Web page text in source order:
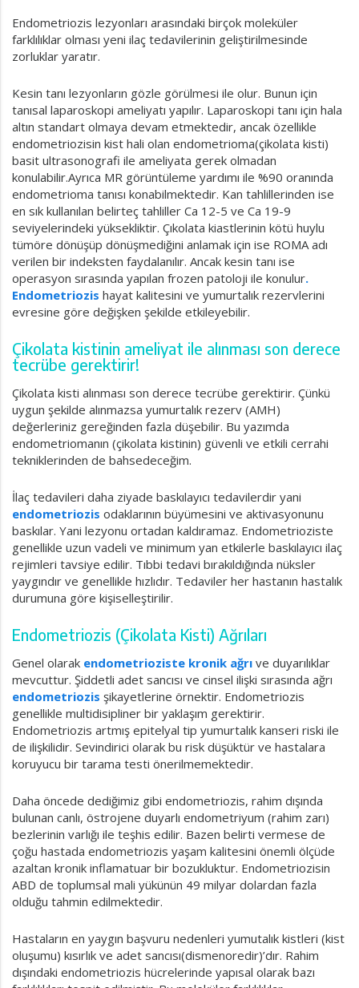
Endometriozis lezyonları arasındaki birçok moleküler
farklılıklar olması yeni ilaç tedavilerinin geliştirilmesinde
zorluklar yaratır.
Kesin tanı lezyonların gözle görülmesi ile olur. Bunun için
tanısal laparoskopi ameliyatı yapılır. Laparoskopi tanı için hala
altın standart olmaya devam etmektedir, ancak özellikle
endometriozisin kist hali olan endometrioma(çikolata kisti)
basit ultrasonografi ile ameliyata gerek olmadan
konulabilir.Ayrıca MR görüntüleme yardımı ile %90 oranında
endometrioma tanısı konabilmektedir. Kan tahlillerinden ise
en sık kullanılan belirteç tahliller Ca 12-5 ve Ca 19-9
seviyelerindeki yüksekliktir. Çıkolata kiastlerinin kötü huylu
tümöre dönüşüp dönüşmediğini anlamak için ise ROMA adı
verilen bir indeksten faydalanılır. Ancak kesin tanı ise
operasyon sırasında yapılan frozen patoloji ile konulur.
Endometriozis hayat kalitesini ve yumurtalık rezervlerini
evresine göre değişken şekilde etkileyebilir.
Çikolata kistinin ameliyat ile alınması son derece
tecrübe gerektirir!
Çikolata kisti alınması son derece tecrübe gerektirir. Çünkü
uygun şekilde alınmazsa yumurtalık rezerv (AMH)
değerleriniz gereğinden fazla düşebilir. Bu yazımda
endometriomanın (çikolata kistinin) güvenli ve etkili cerrahi
tekniklerinden de bahsedeceğim.
İlaç tedavileri daha ziyade baskılayıcı tedavilerdir yani
endometriozis odaklarının büyümesini ve aktivasyonunu
baskılar. Yani lezyonu ortadan kaldıramaz. Endometrioziste
genellikle uzun vadeli ve minimum yan etkilerle baskılayıcı ilaç
rejimleri tavsiye edilir. Tıbbi tedavi bırakıldığında nüksler
yaygındır ve genellikle hızlıdır. Tedaviler her hastanın hastalık
durumuna göre kişiselleştirilir.
Endometriozis (Çikolata Kisti) Ağrıları
Genel olarak endometrioziste kronik ağrı ve duyarılıklar
mevcuttur. Şiddetli adet sancısı ve cinsel ilişki sırasında ağrı
endometriozis şikayetlerine örnektir. Endometriozis
genellikle multidisipliner bir yaklaşım gerektirir.
Endometriozis artmış epitelyal tip yumurtalık kanseri riski ile
de ilişkilidir. Sevindirici olarak bu risk düşüktür ve hastalara
koruyucu bir tarama testi önerilmemektedir.
Daha öncede dediğimiz gibi endometriozis, rahim dışında
bulunan canlı, östrojene duyarlı endometriyum (rahim zarı)
bezlerinin varlığı ile teşhis edilir. Bazen belirti vermese de
çoğu hastada endometriozis yaşam kalitesini önemli ölçüde
azaltan kronik inflamatuar bir bozukluktur. Endometriozisin
ABD de toplumsal mali yükünün 49 milyar dolardan fazla
olduğu tahmin edilmektedir.
Hastaların en yaygın başvuru nedenleri yumutalık kistleri (kist
oluşumu) kısırlık ve adet sancısı(dismenoredir)’dır. Rahim
dışındaki endometriozis hücrelerinde yapısal olarak bazı